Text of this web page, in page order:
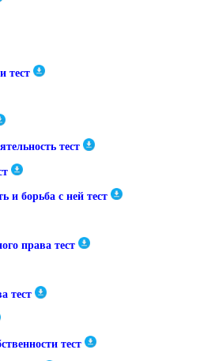
тест
тест
и борьба с ней тест
права тест
тест
тест